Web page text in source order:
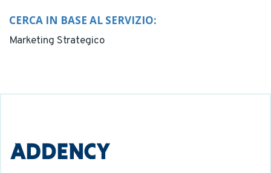
CERCA IN BASE AL SERVIZIO:
Marketing Strategico